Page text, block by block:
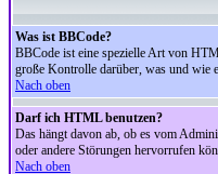
Was ist BBCode?
BBCode ist eine spezielle Art von
große Kontrolle darüber, was und wie
Nach oben
Darf ich HTML benutzen?
Das hängt davon ab, ob es vom
oder andere Störungen hervorrufen
Nach oben